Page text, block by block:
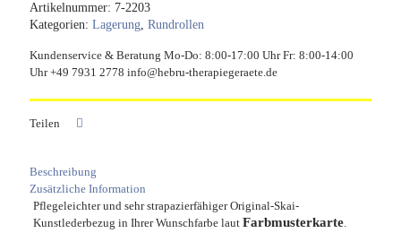
Menge
Artikelnummer: 7-2203
Kategorien: Lagerung, Rundrollen
Kundenservice & Beratung Mo-Do: 8:00-17:00 Uhr Fr: 8:00-14:00
Uhr +49 7931 2778 info@hebru-therapiegeraete.de
Teilen
Beschreibung
Zusätzliche Information
Pflegeleichter und sehr strapazierfähiger Original-Skai-
Kunstlederbezug in Ihrer Wunschfarbe laut Farbmusterkarte.